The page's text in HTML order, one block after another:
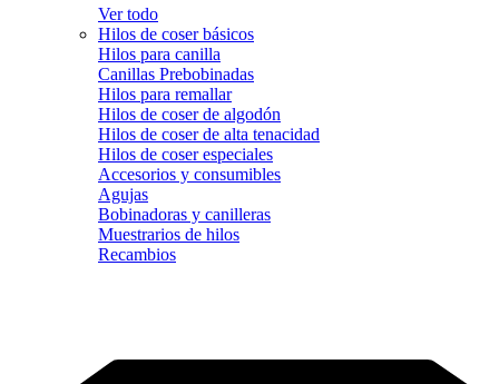
Ver todo
Hilos de coser básicos
Hilos para canilla
Canillas Prebobinadas
Hilos para remallar
Hilos de coser de algodón
Hilos de coser de alta tenacidad
Hilos de coser especiales
Accesorios y consumibles
Agujas
Bobinadoras y canilleras
Muestrarios de hilos
Recambios